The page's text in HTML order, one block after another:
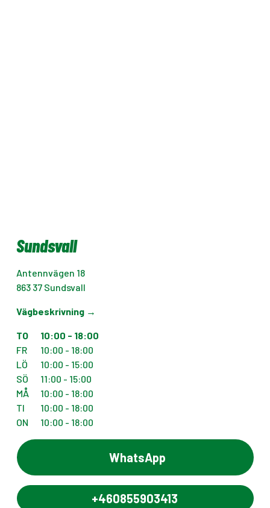
Sundsvall
Antennvägen 18
863 37 Sundsvall
Vägbeskrivning →
TO
10:00 - 18:00
FR
10:00 - 18:00
LÖ
10:00 - 15:00
SÖ
11:00 - 15:00
MÅ
10:00 - 18:00
TI
10:00 - 18:00
ON
10:00 - 18:00
WhatsApp
+460855903413